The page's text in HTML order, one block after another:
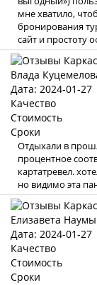
мне хватило,
бронирования
сайт и простоту
Влада
Дата: 2024-01-27
Качество
Стоимость
Сроки
Отдыхали в
процентное
картатревел.
но видимо эта
Елизавета
Дата: 2024-01-27
Качество
Стоимость
Сроки